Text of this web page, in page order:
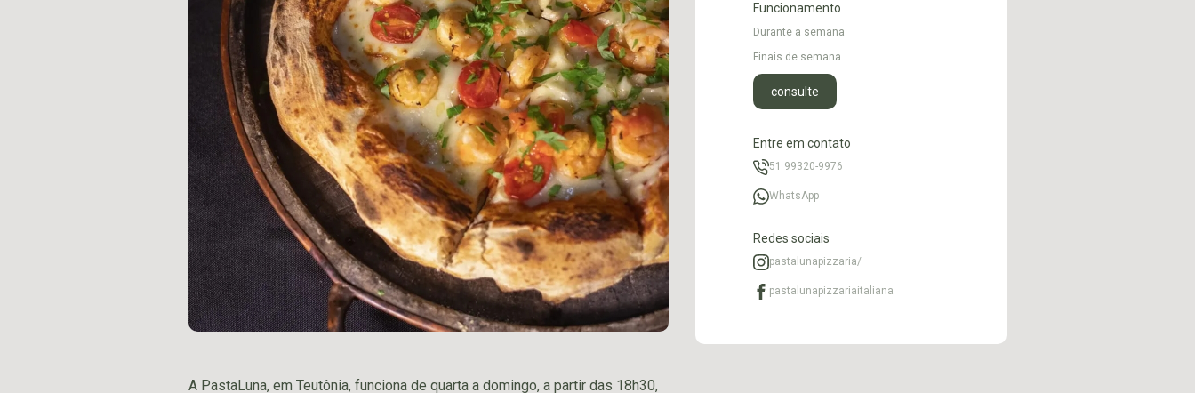
A PastaLuna, em Teutônia, funciona de quarta a domingo, a partir das 18h30,
Funcionamento
Durante a semana
Finais de semana
consulte
Entre em contato
51 99320-9976
WhatsApp
Redes sociais
pastalunapizzaria/
pastalunapizzariaitaliana